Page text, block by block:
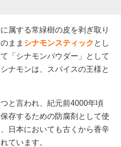
属する常緑樹の皮を剥ぎ取り
まま シナモンスティック とし
「シナモンパウダー」として
ナモンは、スパイスの王様と
と言われ、紀元前4000年頃
存するための防腐剤として使
日本においても古くから香辛
ています。